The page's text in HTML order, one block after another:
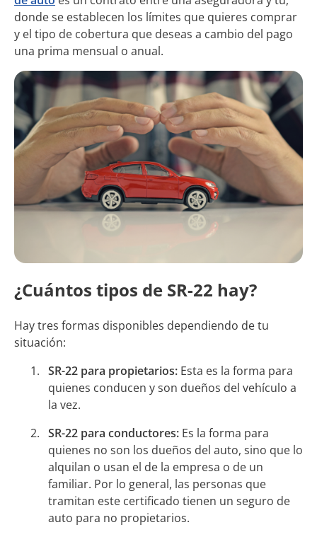
donde se establecen los límites que quieres comprar
y el tipo de cobertura que deseas a cambio del pago
una prima mensual o anual.
¿Cuántos tipos de SR-22 hay?
Hay tres formas disponibles dependiendo de tu
situación:
SR-22 para propietarios: Esta es la forma para
quienes conducen y son dueños del vehículo a
la vez.
SR-22 para conductores: Es la forma para
quienes no son los dueños del auto, sino que lo
alquilan o usan el de la empresa o de un
familiar. Por lo general, las personas que
tramitan este certificado tienen un seguro de
auto para no propietarios.